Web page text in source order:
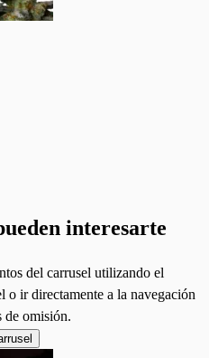
interesarte
del carrusel utilizando el
o ir directamente a la navegación
de omisión.